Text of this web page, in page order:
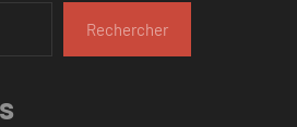
Rechercher